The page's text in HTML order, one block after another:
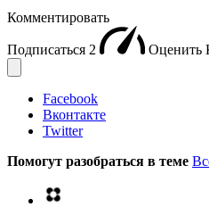
Комментировать
Подписаться 2 Оценить
Facebook
Вконтакте
Twitter
Помогут разобраться в теме